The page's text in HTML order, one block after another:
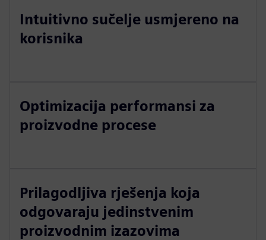
Intuitivno sučelje usmjereno na
korisnika
Optimizacija performansi za
proizvodne procese
Prilagodljiva rješenja koja
odgovaraju jedinstvenim
proizvodnim izazovima